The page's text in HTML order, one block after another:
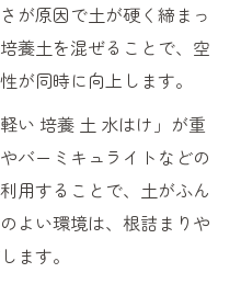
の水はけ改善術
培養土で改善するコ
土の組み合わせ活用
ライトを加える効果
機培養土の排水性
ふかふかに再生する
が原因で土が硬く締まっ
養土を混ぜることで、空
が同時に向上します。
い 培養 土 水はけ」が重
バーミキュライトなどの
用することで、土がふん
よい環境は、根詰まりや
ます。